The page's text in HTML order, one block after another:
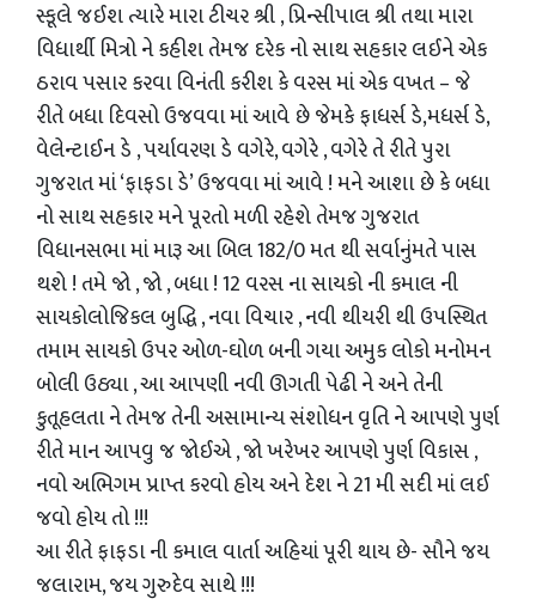
સ્કૂલે જઈશ ત્યારે મારા ટીચર શ્રી , પ્રિન્સીપાલ શ્રી તથા મારા
વિધાર્થી મિત્રો ને કહીશ તેમજ દરેક નો સાથ સહકાર લઈને એક
ઠરાવ પસાર કરવા વિનંતી કરીશ કે વરસ માં એક વખત – જે
રીતે બધા દિવસો ઉજવવા માં આવે છે જેમકે ફાધર્સ ડે,મધર્સ ડે,
વેલેન્ટાઈન ડે , પર્યાવરણ ડે વગેરે, વગેરે , વગેરે તે રીતે પુરા
ગુજરાત માં ‘ફાફડા ડે’ ઉજવવા માં આવે ! મને આશા છે કે બધા
નો સાથ સહકાર મને પૂરતો મળી રહેશે તેમજ ગુજરાત
વિધાનસભા માં મારૂ આ બિલ 182/0 મત થી સર્વાનુંમતે પાસ
થશે ! તમે જો , જો , બધા ! 12 વરસ ના સાયકો ની કમાલ ની
સાયકોલોજિકલ બુદ્ધિ , નવા વિચાર , નવી થીયરી થી ઉપસ્થિત
તમામ સાયકો ઉપર ઓળ-ઘોળ બની ગયા અમુક લોકો મનોમન
બોલી ઉઠ્યા , આ આપણી નવી ઊગતી પેઢી ને અને તેની
કુતૂહલતા ને તેમજ તેની અસામાન્ય સંશોધન વૃતિ ને આપણે પુર્ણ
રીતે માન આપવુ જ જોઈએ , જો ખરેખર આપણે પુર્ણ વિકાસ ,
નવો અભિગમ પ્રાપ્ત કરવો હોય અને દેશ ને 21 મી સદી માં લઈ
જવો હોય તો !!!
આ રીતે ફાફડા ની કમાલ વાર્તા અહિયાં પૂરી થાય છે- સૌને જય
જલારામ, જય ગુરુદેવ સાથે !!!